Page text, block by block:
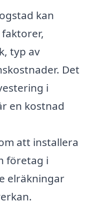
kan
typ av
Det
i
en kostnad
att installera
företag i
elräkningar